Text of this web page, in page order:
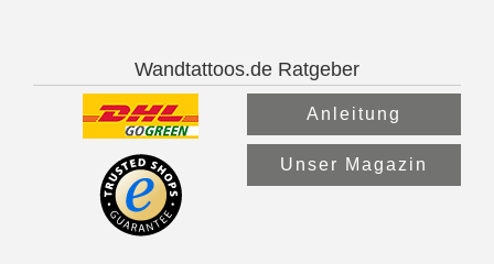
Wandtattoos.de Ratgeber
Anleitung
Unser Magazin